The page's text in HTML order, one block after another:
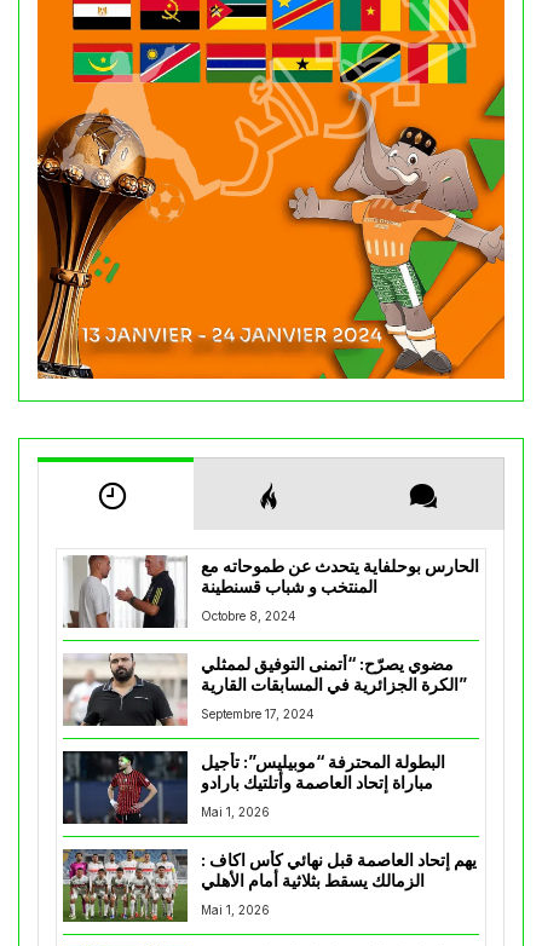
الحارس بوحلفاية يتحدث عن طموحاته مع
المنتخب و شباب قسنطينة
Octobre 8, 2024
مضوي يصرّح: “أتمنى التوفيق لممثلي
الكرة الجزائرية في المسابقات القارية”
Septembre 17, 2024
البطولة المحترفة “موبيليس”: تأجيل
مباراة إتحاد العاصمة وأتلتيك بارادو
Mai 1, 2026
يهم إتحاد العاصمة قبل نهائي كأس اكاف :
Mai 1, 2026